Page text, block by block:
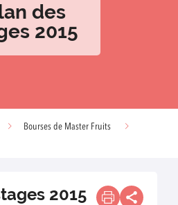
des
2015
Bourses de Master Fruits
2015